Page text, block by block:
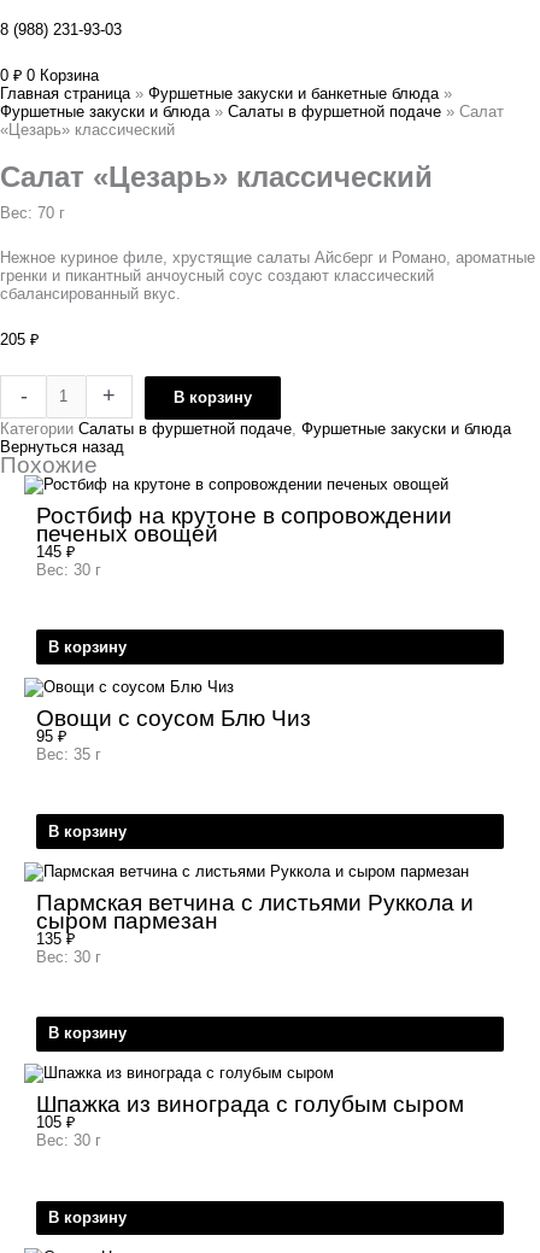
8 (988) 231-93-03
0 ₽ 0 Корзина
Главная страница » Фуршетные закуски и банкетные блюда »
Фуршетные закуски и блюда » Салаты в фуршетной подаче » Салат
«Цезарь» классический
Салат «Цезарь» классический
Вес: 70 г
Нежное куриное филе, хрустящие салаты Айсберг и Романо, ароматные
гренки и пикантный анчоусный соус создают классический
сбалансированный вкус.
205 ₽
- +
В корзину
Категории Салаты в фуршетной подаче, Фуршетные закуски и блюда
Вернуться назад
Похожие
Ростбиф на крутоне в сопровождении
печеных овощей
145 ₽
Вес: 30 г
В корзину
Овощи с соусом Блю Чиз
95 ₽
Вес: 35 г
В корзину
Пармская ветчина с листьями Руккола и
сыром пармезан
135 ₽
Вес: 30 г
В корзину
Шпажка из винограда с голубым сыром
105 ₽
Вес: 30 г
В корзину